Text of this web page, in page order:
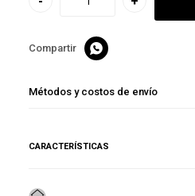

Métodos y costos de envío
CARACTERÍSTICAS